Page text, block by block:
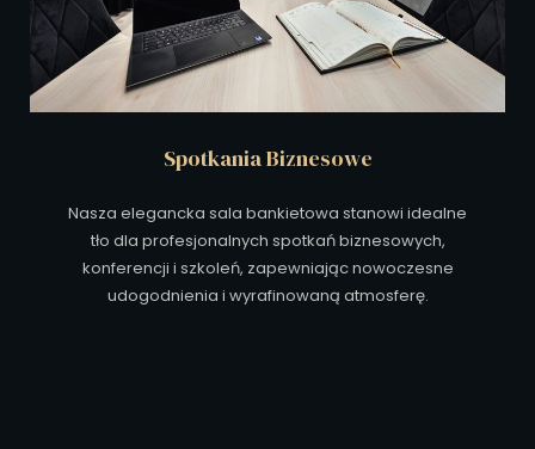
Spotkania Biznesowe
Nasza elegancka sala bankietowa stanowi idealne
tło dla profesjonalnych spotkań biznesowych,
konferencji i szkoleń, zapewniając nowoczesne
udogodnienia i wyrafinowaną atmosferę.